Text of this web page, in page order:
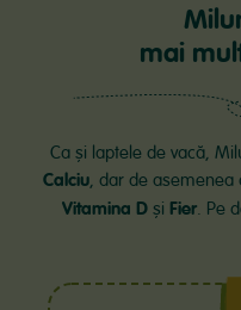
mai
Ca și laptele de vacă,
Calciu, dar de asemenea
Vitamina D și Fier. Pe